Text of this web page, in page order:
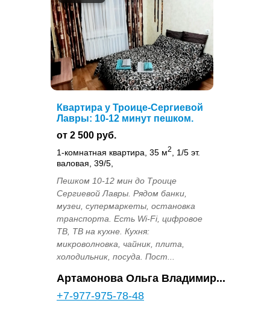
Квартира у Троице-Сергиевой
Лавры: 10-12 минут пешком.
от 2 500 руб.
1-комнатная квартира, 35 м2
, 1/5 эт.
валовая, 39/5,
Пешком 10-12 мин до Троице
Сергиевой Лавры. Рядом банки,
музеи, супермаркеты, остановка
транспорта. Есть Wi-Fi, цифровое
ТВ, ТВ на кухне. Кухня:
микроволновка, чайник, плита,
холодильник, посуда. Пост...
Артамонова Ольга Владимир...
+7-977-975-78-48